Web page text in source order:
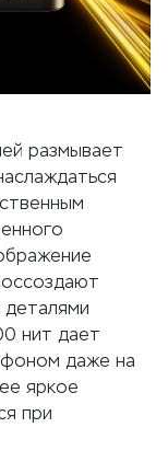
размывает
нит дает
даже на
яркое
при